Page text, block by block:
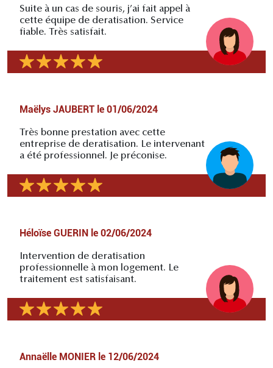
Suite à un cas de souris, j’ai fait appel à
cette équipe de deratisation. Service
fiable. Très satisfait.
Maëlys JAUBERT le 01/06/2024
Très bonne prestation avec cette
entreprise de deratisation. Le intervenant
a été professionnel. Je préconise.
Héloïse GUERIN le 02/06/2024
Intervention de deratisation
professionnelle à mon logement. Le
traitement est satisfaisant.
Annaëlle MONIER le 12/06/2024